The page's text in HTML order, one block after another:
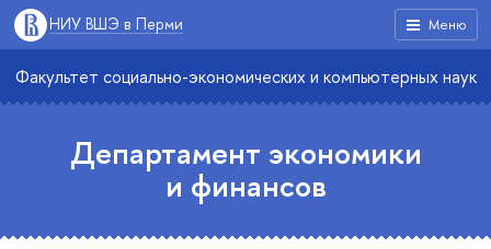
Меню
НИУ ВШЭ в Перми
Факультет социально-экономических и компьютерных наук
Департамент экономики
и финансов